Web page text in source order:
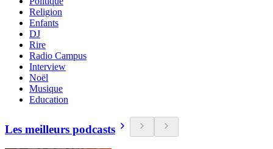
Religion
Enfants
DJ
Rire
Radio Campus
Interview
Noël
Musique
Education
Les meilleurs podcasts